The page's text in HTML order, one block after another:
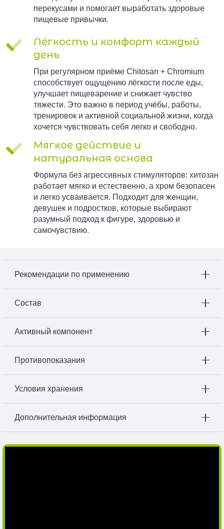
перекусами и помогает выработать здоровые
пищевые привычки.
Лёгкость и комфорт каждый
день
При регулярном приёме Chitosan + Chromium
способствует ощущению лёгкости после еды,
улучшает пищеварение и снижает чувство
тяжести. Это важно в период учёбы, работы,
тренировок и активной социальной жизни, когда
хочется чувствовать себя легко и свободно.
Мягкое действие и
натуральная основа
Формула без агрессивных стимуляторов: хитозан
работает мягко и естественно, а хром безопасен
и легко усваивается. Подходит для женщин,
девушек и подростков, которые выбирают
разумный подход к фигуре, здоровью и
самочувствию.
Рекомендации по применению
Состав
Активный компонент
Противопоказания
Условия хранения
Дополнительная информация